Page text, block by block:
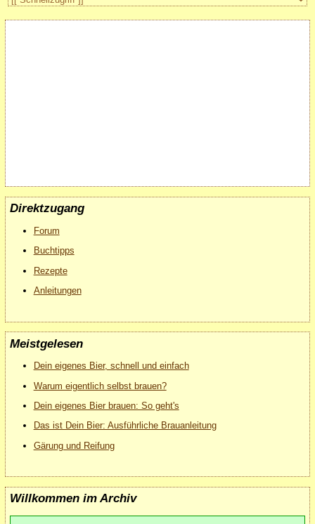
Direktzugang
Forum
Buchtipps
Rezepte
Anleitungen
Meistgelesen
Dein eigenes Bier, schnell und einfach
Warum eigentlich selbst brauen?
Dein eigenes Bier brauen: So geht's
Das ist Dein Bier: Ausführliche Brauanleitung
Gärung und Reifung
Willkommen im Archiv